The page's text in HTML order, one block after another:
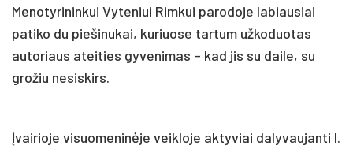
Menotyrininkui Vyteniui Rimkui parodoje labiausiai
patiko du piešinukai, kuriuose tartum užkoduotas
autoriaus ateities gyvenimas – kad jis su daile, su
grožiu nesiskirs.
Įvairioje visuomeninėje veikloje aktyviai dalyvaujanti I.